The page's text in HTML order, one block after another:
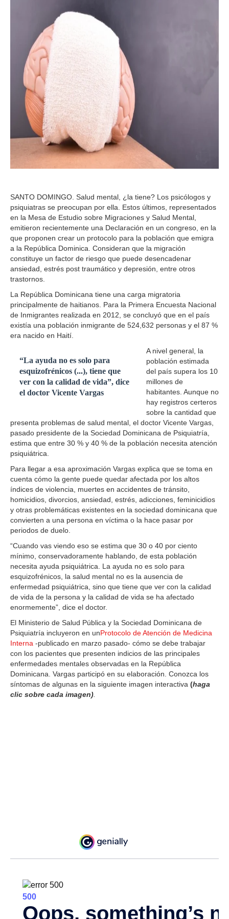
SANTO DOMINGO. Salud mental, ¿la tiene? Los psicólogos y
psiquiatras se preocupan por ella. Estos últimos, representados
en la Mesa de Estudio sobre Migraciones y Salud Mental,
emitieron recientemente una Declaración en un congreso, en la
que proponen crear un protocolo para la población que emigra
a la República Dominica. Consideran que la migración
constituye un factor de riesgo que puede desencadenar
ansiedad, estrés post traumático y depresión, entre otros
trastornos.
La República Dominicana tiene una carga migratoria
principalmente de haitianos. Para la Primera Encuesta Nacional
de Inmigrantes realizada en 2012, se concluyó que en el país
existía una población inmigrante de 524,632 personas y el 87 %
era nacido en Haití.
“La ayuda no es solo para
esquizofrénicos (...), tiene que
ver con la calidad de vida”, dice
el doctor Vicente Vargas
A nivel general, la
población estimada
del país supera los 10
millones de
habitantes. Aunque no
hay registros certeros
sobre la cantidad que
presenta problemas de salud mental, el doctor Vicente Vargas,
pasado presidente de la Sociedad Dominicana de Psiquiatría,
estima que entre 30 % y 40 % de la población necesita atención
psiquiátrica.
Para llegar a esa aproximación Vargas explica que se toma en
cuenta cómo la gente puede quedar afectada por los altos
índices de violencia, muertes en accidentes de tránsito,
homicidios, divorcios, ansiedad, estrés, adicciones, feminicidios
y otras problemáticas existentes en la sociedad dominicana que
convierten a una persona en víctima o la hace pasar por
periodos de duelo.
“Cuando vas viendo eso se estima que 30 o 40 por ciento
mínimo, conservadoramente hablando, de esta población
necesita ayuda psiquiátrica. La ayuda no es solo para
esquizofrénicos, la salud mental no es la ausencia de
enfermedad psiquiátrica, sino que tiene que ver con la calidad
de vida de la persona y la calidad de vida se ha afectado
enormemente”, dice el doctor.
El Ministerio de Salud Pública y la Sociedad Dominicana de
Psiquiatría incluyeron en unProtocolo de Atención de Medicina
Interna -publicado en marzo pasado- cómo se debe trabajar
con los pacientes que presenten indicios de las principales
enfermedades mentales observadas en la República
Dominicana. Vargas participó en su elaboración. Conozca los
síntomas de algunas en la siguiente imagen interactiva (haga
clic sobre cada imagen)